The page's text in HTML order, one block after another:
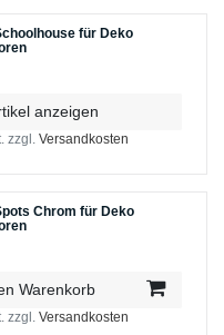
für Deko
anzeigen
zzgl.Versandkosten
Chrom für Deko
Warenkorb
zzgl.Versandkosten